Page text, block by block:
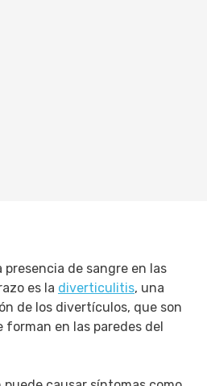
presencia de sangre en las
es la diverticulitis, una
de los divertículos, que son
forman en las paredes del